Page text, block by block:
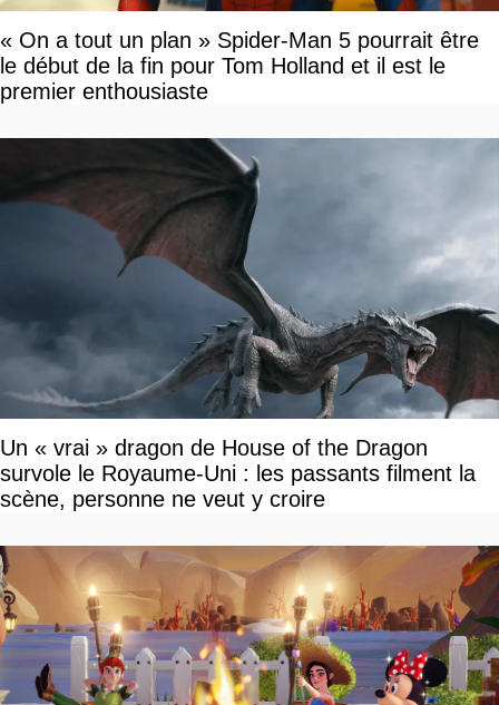
« On a tout un plan » Spider-Man 5 pourrait être
le début de la fin pour Tom Holland et il est le
premier enthousiaste
Un « vrai » dragon de House of the Dragon
survole le Royaume-Uni : les passants filment la
scène, personne ne veut y croire